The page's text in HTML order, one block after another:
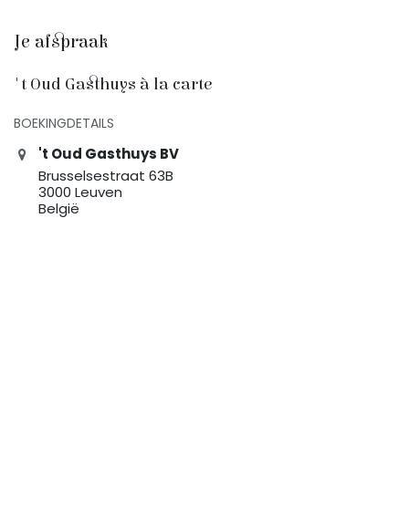
Je afspraak
't Oud Gasthuys à la carte
BOEKINGDETAILS
't Oud Gasthuys BV
Brusselsestraat 63B
3000 Leuven
België